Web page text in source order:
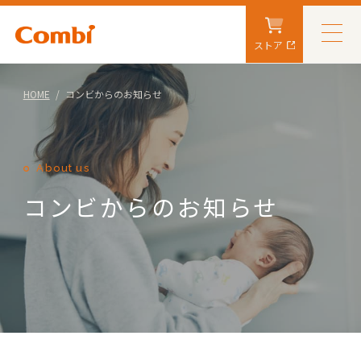
ストア
HOME コンビからのお知らせ
About us
コンビからのお知らせ